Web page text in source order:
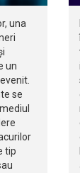
una
un
se
tip